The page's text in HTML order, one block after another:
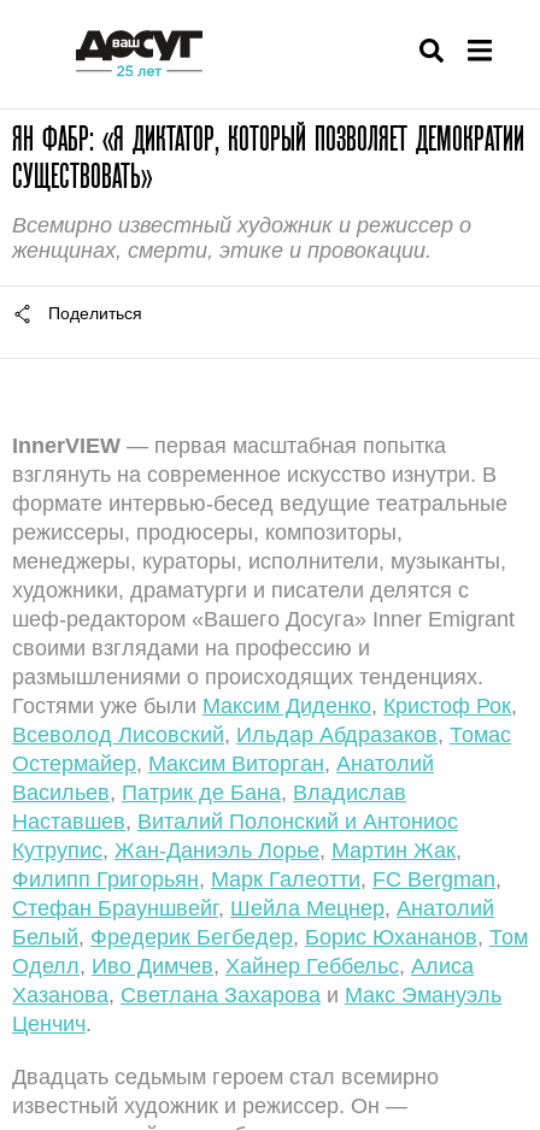
ЯН ФАБР: «Я ДИКТАТОР, КОТОРЫЙ ПОЗВОЛЯЕТ ДЕМОКРАТИИ
СУЩЕСТВОВАТЬ»
Всемирно известный художник и режиссер о
женщинах, смерти, этике и провокации.
Поделиться
InnerVIEW — первая масштабная попытка
взглянуть на современное искусство изнутри. В
формате интервью-бесед ведущие театральные
режиссеры, продюсеры, композиторы,
менеджеры, кураторы, исполнители, музыканты,
художники, драматурги и писатели делятся с
шеф-редактором «Вашего Досуга» Inner Emigrant
своими взглядами на профессию и
размышлениями о происходящих тенденциях.
Гостями уже были Максим Диденко, Кристоф Рок,
Всеволод Лисовский, Ильдар Абдразаков, Томас
Остермайер, Максим Виторган, Анатолий
Васильев, Патрик де Бана, Владислав
Наставшев, Виталий Полонский и Антониос
Кутрупис, Жан-Даниэль Лорье, Мартин Жак,
Филипп Григорьян, Марк Галеотти, FC Bergman,
Стефан Брауншвейг, Шейла Мецнер, Анатолий
Белый, Фредерик Бегбедер, Борис Юхананов, Том
Оделл, Иво Димчев, Хайнер Геббельс, Алиса
Хазанова, Светлана Захарова и Макс Эмануэль
Ценчич.
Двадцать седьмым героем стал всемирно
известный художник и режиссер. Он —